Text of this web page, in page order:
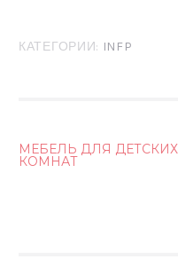
КАТЕГОРИИ: INFP
МЕБЕЛЬ ДЛЯ ДЕТСКИХ
КОМНАТ